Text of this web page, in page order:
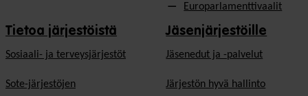
Europarlamenttivaalit
Tietoa järjestöistä
Sosiaali- ja terveysjärjestöt
Sote-järjestöjen
Jäsenjärjestöille
Jäsen­edut ja -palvelut
Järjestön hyvä hallinto